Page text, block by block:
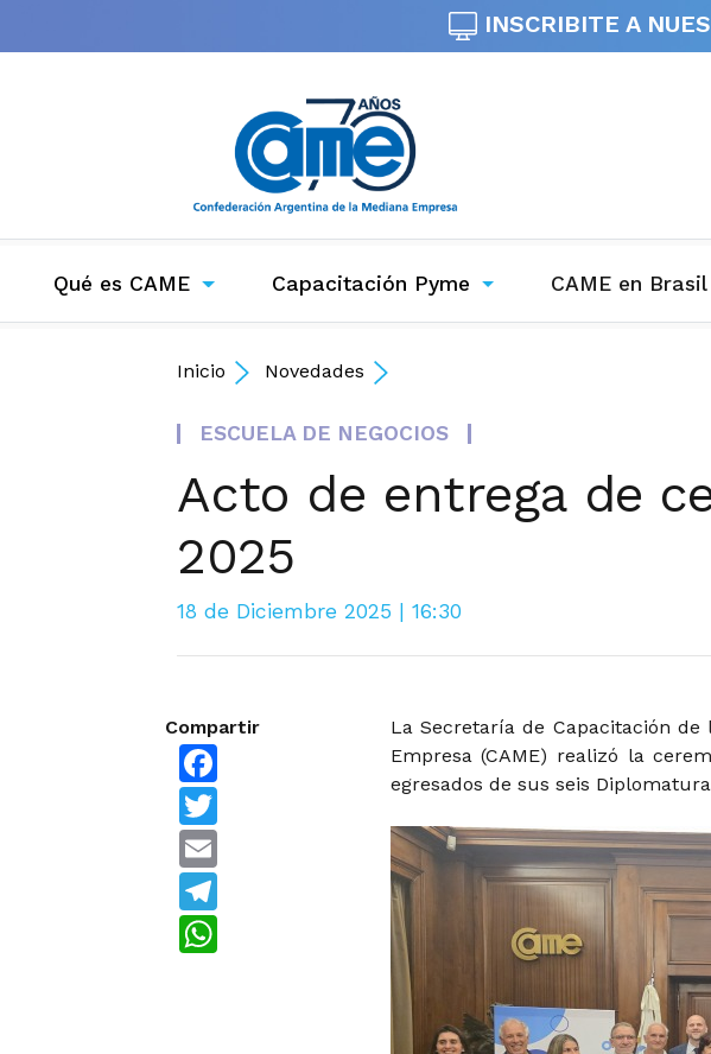
INSCRIBITE A
Qué es CAME Capacitación Pyme CAME en Brasil
Inicio Novedades
ESCUELA DE NEGOCIOS
Acto de entrega de
2025
18 de Diciembre 2025 | 16:30
Compartir
La Secretaría de Capacitación
Empresa (CAME) realizó la
egresados de sus seis